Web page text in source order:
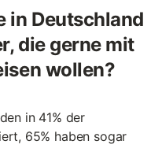
in Deutschland
die gerne mit
wollen?
in 41% der
65% haben sogar